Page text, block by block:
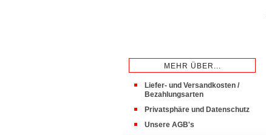
MEHR ÜBER...
Liefer- und Versandkosten /
Bezahlungsarten
Privatsphäre und Datenschutz
Unsere AGB's